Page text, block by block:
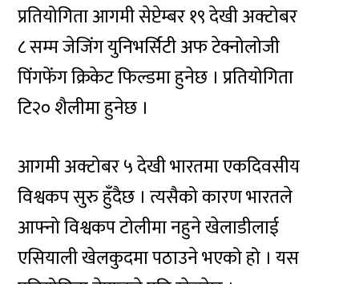
प्रतियोगिता आगमी सेप्टेम्बर १९ देखी अक्टोबर
८ सम्म जेजिंग युनिभर्सिटी अफ टेक्नोलोजी
पिंगफेंग क्रिकेट फिल्डमा हुनेछ । प्रतियोगिता
टि२० शैलीमा हुनेछ ।
आगमी अक्टोबर ५ देखी भारतमा एकदिवसीय
विश्वकप सुरु हुँदैछ । त्यसैको कारण भारतले
आफ्नो विश्वकप टोलीमा नहुने खेलाडीलाई
एसियाली खेलकुदमा पठाउने भएको हो । यस